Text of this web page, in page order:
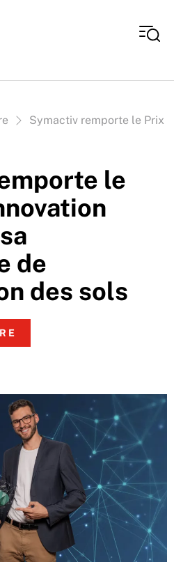
Symactiv remporte le Prix
le
de
des sols